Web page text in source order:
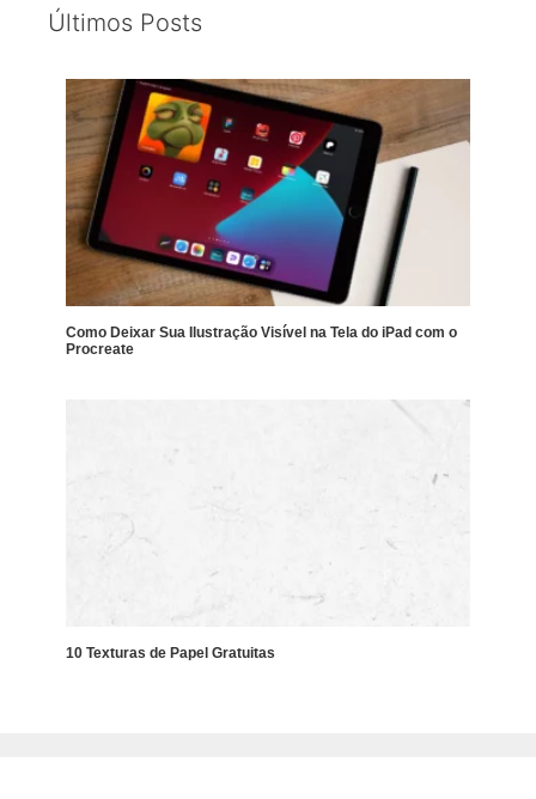
Últimos Posts
Como Deixar Sua Ilustração Visível na Tela do iPad com o
Procreate
10 Texturas de Papel Gratuitas